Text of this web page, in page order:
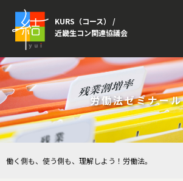
KURS（コース） /
近畿生コン関連協議会
労働法ゼミナール
働く側も、使う側も、理解しよう！労働法。